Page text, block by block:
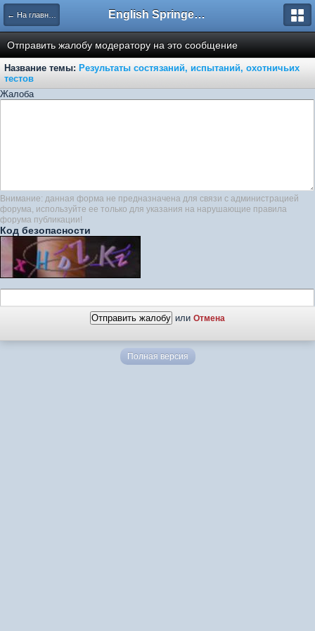
← На главную English Springer Spaniel Club
Отправить жалобу модератору на это сообщение
Название темы: Результаты состязаний, испытаний, охотничьих
тестов
Жалоба
Внимание: данная форма не предназначена для связи с администрацией
форума, используйте ее только для указания на нарушающие правила
форума публикации!
Код безопасности
или Отмена
Полная версия